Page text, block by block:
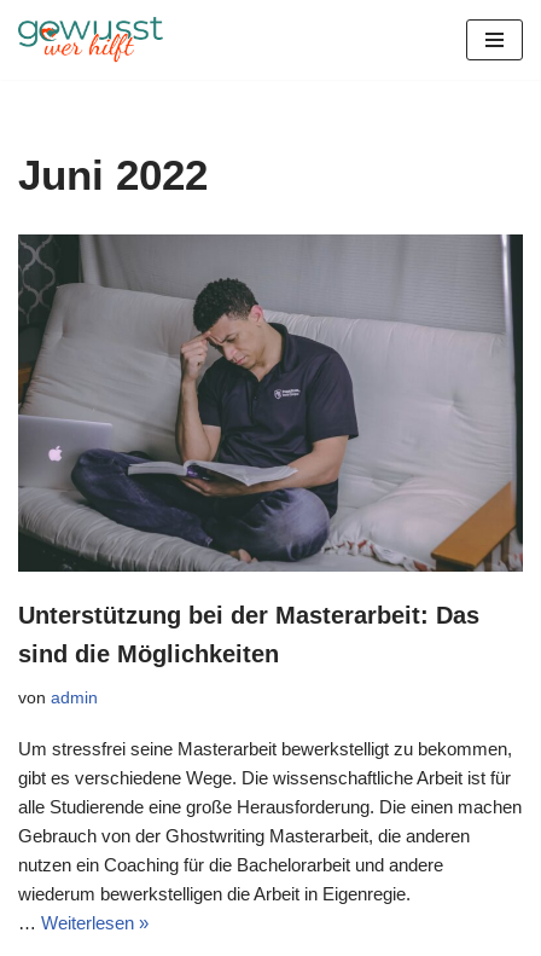
Juni 2022
Unterstützung bei der Masterarbeit: Das
sind die Möglichkeiten
von admin
Um stressfrei seine Masterarbeit bewerkstelligt zu bekommen,
gibt es verschiedene Wege. Die wissenschaftliche Arbeit ist für
alle Studierende eine große Herausforderung. Die einen machen
Gebrauch von der Ghostwriting Masterarbeit, die anderen
nutzen ein Coaching für die Bachelorarbeit und andere
wiederum bewerkstelligen die Arbeit in Eigenregie.
… Weiterlesen »